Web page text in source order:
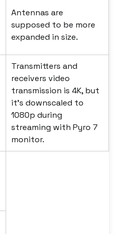
Antennas are
supposed to be more
expanded in size.
Transmitters and
receivers video
transmission is 4K, but
it's downscaled to
1080p during
streaming with Pyro 7
monitor.